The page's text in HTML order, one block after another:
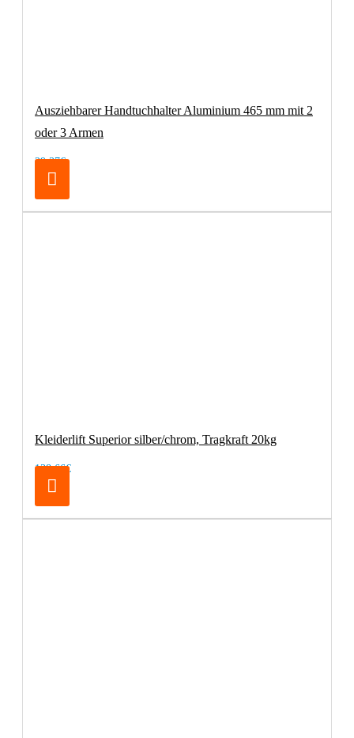
Ausziehbarer Handtuchhalter Aluminium 465 mm mit 2
oder 3 Armen
29,37€
Kleiderlift Superior silber/chrom, Tragkraft 20kg
138,66€